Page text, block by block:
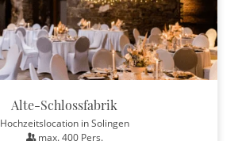
Alte-Schlossfabrik
Hochzeitslocation in Solingen
max. 400Pers.